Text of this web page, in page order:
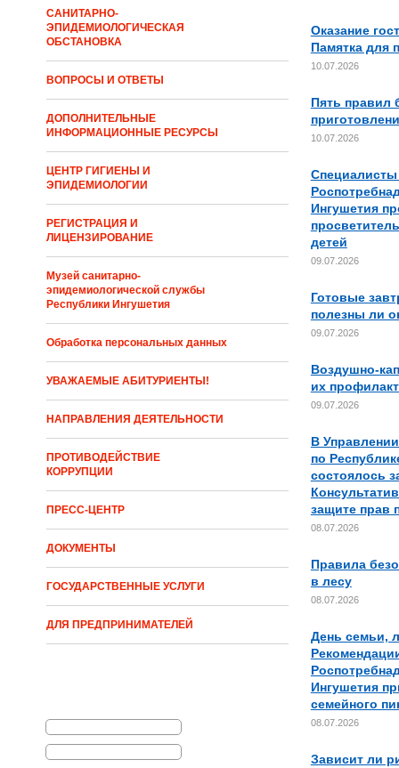
САНИТАРНО-
ЭПИДЕМИОЛОГИЧЕСКАЯ
ОБСТАНОВКА
ВОПРОСЫ И ОТВЕТЫ
ДОПОЛНИТЕЛЬНЫЕ
ИНФОРМАЦИОННЫЕ РЕСУРСЫ
ЦЕНТР ГИГИЕНЫ И
ЭПИДЕМИОЛОГИИ
РЕГИСТРАЦИЯ И
ЛИЦЕНЗИРОВАНИЕ
Музей санитарно-
эпидемиологической службы
Республики Ингушетия
Обработка персональных данных
УВАЖАЕМЫЕ АБИТУРИЕНТЫ!
НАПРАВЛЕНИЯ ДЕЯТЕЛЬНОСТИ
ПРОТИВОДЕЙСТВИЕ
КОРРУПЦИИ
ПРЕСС-ЦЕНТР
ДОКУМЕНТЫ
ГОСУДАРСТВЕННЫЕ УСЛУГИ
ДЛЯ ПРЕДПРИНИМАТЕЛЕЙ
Оказание
Памятка для
10.07.2026
Пять правил
10.07.2026
Ингушетия
детей
09.07.2026
Готовые
полезны ли
09.07.2026
Воздушно-
их
09.07.2026
В
по
состоялось
защите прав
08.07.2026
Правила
в лесу
08.07.2026
День семьи,
Ингушетия
семейного
08.07.2026
Зависит ли